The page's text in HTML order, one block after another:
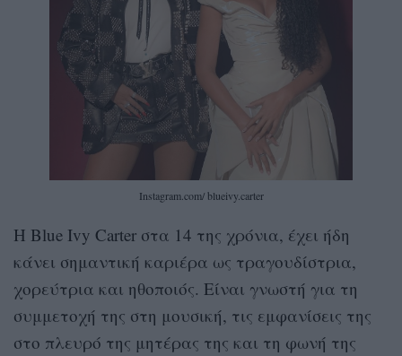
Instagram.com/ blueivy.carter
H Blue Ivy Carter στα 14 της χρόνια, έχει ήδη
κάνει σημαντική καριέρα ως τραγουδίστρια,
χορεύτρια και ηθοποιός. Είναι γνωστή για τη
συμμετοχή της στη μουσική, τις εμφανίσεις της
στο πλευρό της μητέρας της και τη φωνή της